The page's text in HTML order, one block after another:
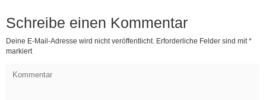
Schreibe einen Kommentar
Deine E-Mail-Adresse wird nicht veröffentlicht. Erforderliche Felder sind mit*
markiert